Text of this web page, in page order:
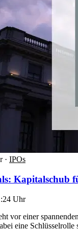
· IPOs
Kapitalschub
Uhr
vor einer
eine Schlüsselrolle